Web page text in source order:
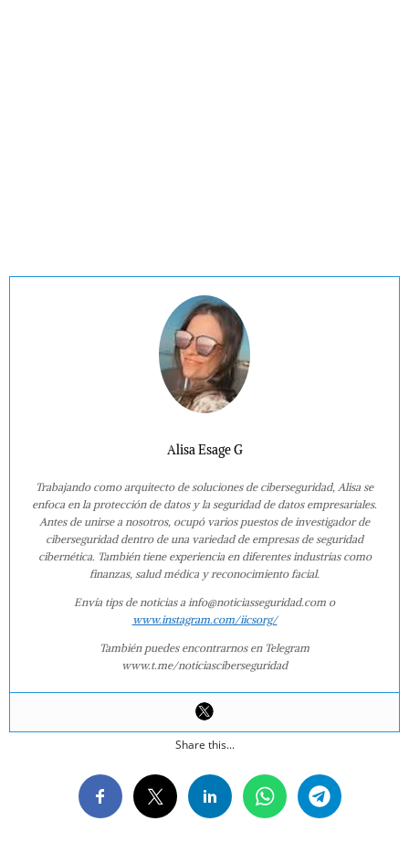
Alisa Esage G
Trabajando como arquitecto de soluciones de ciberseguridad, Alisa se
enfoca en la protección de datos y la seguridad de datos empresariales.
Antes de unirse a nosotros, ocupó varios puestos de investigador de
ciberseguridad dentro de una variedad de empresas de seguridad
cibernética. También tiene experiencia en diferentes industrias como
finanzas, salud médica y reconocimiento facial.
Envía tips de noticias a info@noticiasseguridad.com o
www.instagram.com/iicsorg/
También puedes encontrarnos en Telegram
www.t.me/noticiasciberseguridad
Share this...